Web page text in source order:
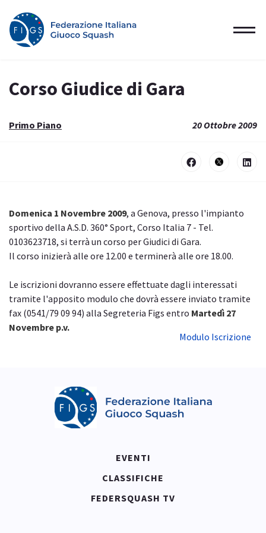
Corso Giudice di Gara
Primo Piano 20 Ottobre 2009
Domenica 1 Novembre 2009, a Genova, presso l'impianto
sportivo della A.S.D. 360° Sport, Corso Italia 7 - Tel.
0103623718, si terrà un corso per Giudici di Gara.
Il corso inizierà alle ore 12.00 e terminerà alle ore 18.00.
Le iscrizioni dovranno essere effettuate dagli interessati
tramite l'apposito modulo che dovrà essere inviato tramite
fax (0541/79 09 94) alla Segreteria Figs entro Martedì 27
Novembre p.v.
Modulo Iscrizione
EVENTI
CLASSIFICHE
FEDERSQUASH TV